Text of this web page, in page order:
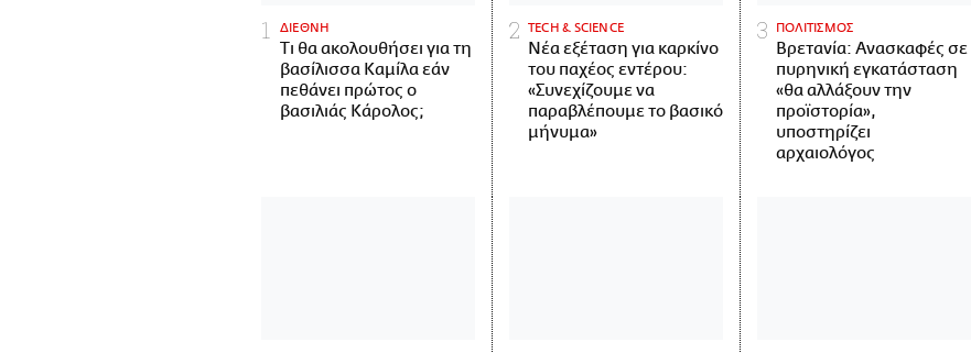
ΔΙΕΘΝΗ
Τι θα ακολουθήσει για τη
βασίλισσα Καμίλα εάν
πεθάνει πρώτος ο
βασιλιάς Κάρολος;
ΤECH & SCIENCE
Νέα εξέταση για καρκίνο
του παχέος εντέρου:
«Συνεχίζουμε να
παραβλέπουμε το βασικό
μήνυμα»
ΠΟΛΙΤΙΣΜΟΣ
Βρετανία: Ανασκαφές σε
πυρηνική εγκατάσταση
«θα αλλάξουν την
προϊστορία»,
υποστηρίζει
αρχαιολόγος